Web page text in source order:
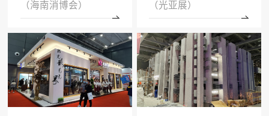
（海南消博会）
（光亚展）